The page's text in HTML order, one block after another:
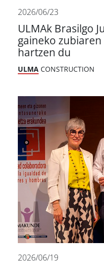
2026/06/23
ULMAk Brasilgo
gaineko
hartzen du
ULMA CONSTRUCTION
2026/06/19